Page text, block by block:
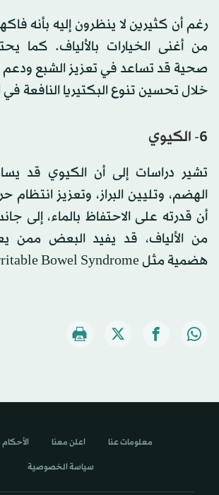
رغم أن كثيرين لا ينظرون إليه بأنه
من أغنى الخيارات بالألياف. كما
صحية قد تساعد في تعزيز الشبع
خلال تحسين تنوع البكتيريا النافعة
6- الكيوي
تشير دراسات إلى أن الكيوي قد
الهضم، وتليين البراز، وتعزيز انتظام
أن قدرته على الاحتفاظ بالماء، إلى
من الألياف، قد يفيد البعض ممن
هضمية مثل Irritable Bowel Syndrome.
معلومات عنا اعلن معنا
سياسة الخصوصية